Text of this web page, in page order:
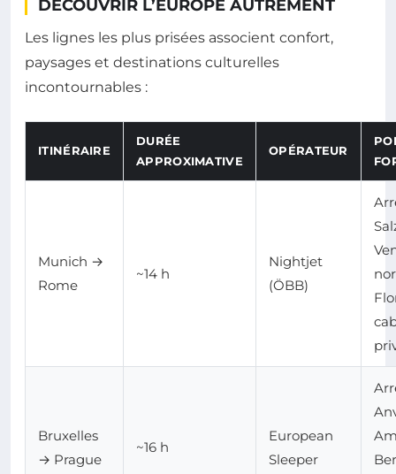
DÉCOUVRIR L’EUROPE AUTREMENT
Les lignes les plus prisées associent confort,
paysages et destinations culturelles
incontournables :
ITINÉRAIRE
DURÉE
APPROXIMATIVE
OPÉRATEUR
Munich →
Rome
~14 h
Nightjet
(ÖBB)
Bruxelles
→ Prague
~16 h
European
Sleeper